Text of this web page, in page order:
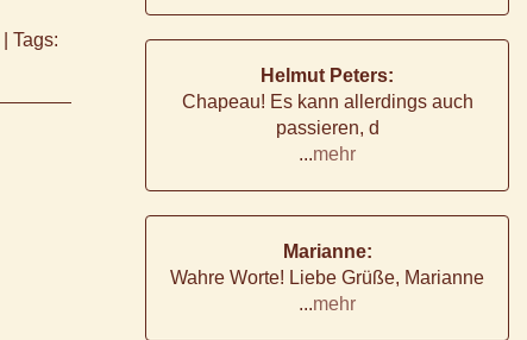
Tags:
Helmut Peters:
Chapeau! Es kann allerdings auch
passieren, d
...mehr
Marianne:
Wahre Worte! Liebe Grüße, Marianne
...mehr